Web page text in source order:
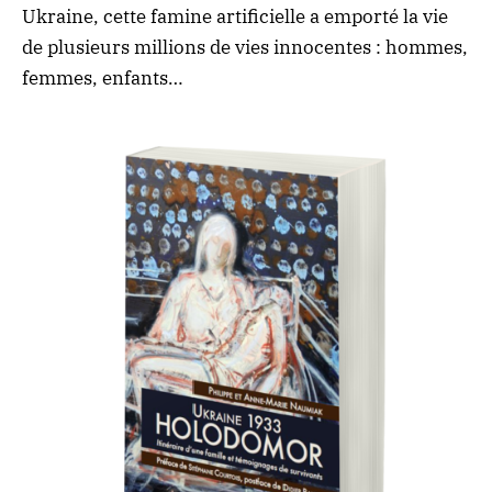
Ukraine, cette famine artificielle a emporté la vie
de plusieurs millions de vies innocentes : hommes,
femmes, enfants…